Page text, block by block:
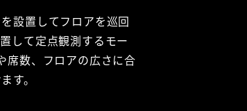
設置してフロアを巡回
して定点観測するモー
席数、フロアの広さに合
す。